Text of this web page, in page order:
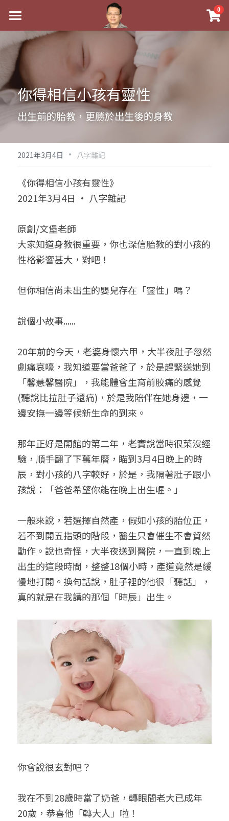
0
最新消息
實體經營
祖傳命理
課程介紹
後天派陽宅
黃金會員專區
八字雜記
心靈成長
人氣最高
站長精選
好書推廌
試閱專區
Podcast聽書
團隊訓練營
八字視頻
陽宅視頻
自我挑戰
線上學苑
八字初階班1
八字初階班2
八字進階班
八字高階班
五人實戰班
五行計算高階班
團隊訓練營
命理商城
八字完整班
《十神高階實戰錄》完整典藏版
八字批命
小兒命名
我的著作
科學八字推理1
科學八字推理3
科學八字輕鬆學
輕鬆學會科學八字推理
與我預約
上課預約
常見問題
FB粉絲頁
繁體中文
繁體中文
0938617837
support@p8zicourse.com
你得相信小孩有靈性
出生前的胎教，更勝於出生後的身教
2021年3月4日 · 八字雜記
《你得相信小孩有靈性》
2021年3月4日 · 八字雜記
原創/文堡老師
大家知道身教很重要，你也深信胎教的對小孩的
性格影響甚大，對吧！
但你相信尚未出生的嬰兒存在「靈性」嗎？
說個小故事......
20年前的今天，老婆身懷六甲，大半夜肚子忽然
劇痛哀嚎，我知道要當爸爸了，於是趕緊送她到
「馨慧馨醫院」，我能體會生育前胶痛的感覺
(聽說比拉肚子還痛)，於是我陪伴在她身邊，一
邊安撫一邊等候新生命的到來。
那年正好是開館的第二年，老實說當時很菜沒經
驗，順手翻了下萬年曆，瞄到3月4日晚上的時
辰，對小孩的八字較好，於是，我隔著肚子跟小
孩說：「爸爸希望你能在晚上出生喔。」
一般來說，若選擇自然產，假如小孩的胎位正，
若不到開五指頭的階段，醫生只會催生不會貿然
動作。說也奇怪，大半夜送到醫院，一直到晚上
出生的這段時間，整整18個小時，產道竟然是緩
慢地打開。換句話說，肚子裡的他很「聽話」，
真的就是在我講的那個「時辰」出生。
你會說很玄對吧？
我在不到28歲時當了奶爸，轉眼間老大已成年
20歲，恭喜他「轉大人」啦！
×
商品分類
八字線上完整班
科學八字推理PDF
《十神高階實戰錄》完整典藏版
1美元超值PDF
Podcast聽書
小兒命名